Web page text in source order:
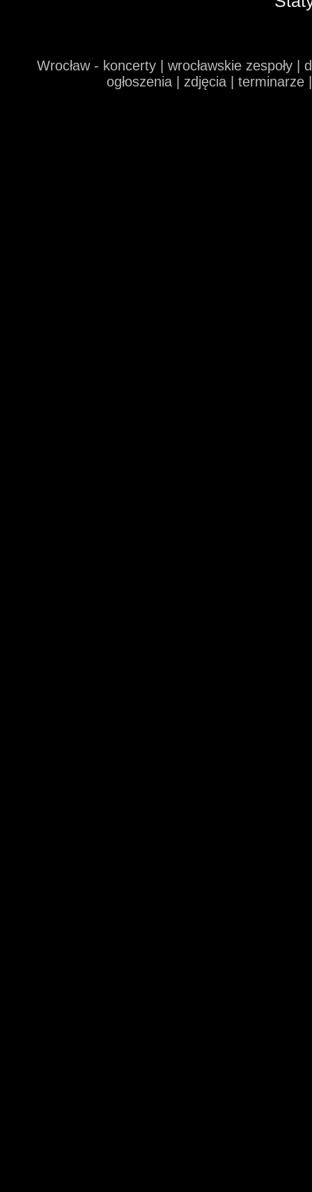
Wrocław - koncerty | wrocławskie zespoły
ogłoszenia | zdjęcia |